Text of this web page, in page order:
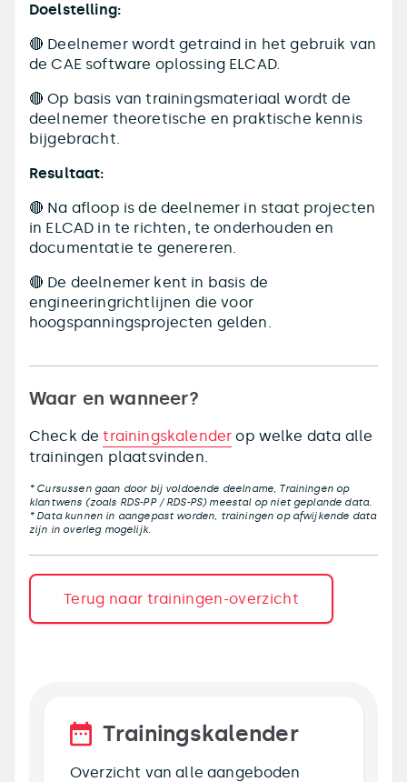
Doelstelling:
🔴 Deelnemer wordt getraind in het gebruik van
de CAE software oplossing ELCAD.
🔴 Op basis van trainingsmateriaal wordt de
deelnemer theoretische en praktische kennis
bijgebracht.
Resultaat:
🔴 Na afloop is de deelnemer in staat projecten
in ELCAD in te richten, te onderhouden en
documentatie te genereren.
🔴 De deelnemer kent in basis de
engineeringrichtlijnen die voor
hoogspanningsprojecten gelden.
Waar en wanneer?
Check detrainingskalender op welke data alle
trainingen plaatsvinden.
* Cursussen gaan door bij voldoende deelname, Trainingen op
klantwens (zoals RDS-PP / RDS-PS) meestal op niet geplande data.
* Data kunnen in aangepast worden, trainingen op afwijkende data
zijn in overleg mogelijk.
Terug naar trainingen-overzicht
Trainingskalender
Overzicht van alle aangeboden